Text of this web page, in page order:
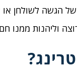
הגשה לשולחן
וליהנות ממנו
?